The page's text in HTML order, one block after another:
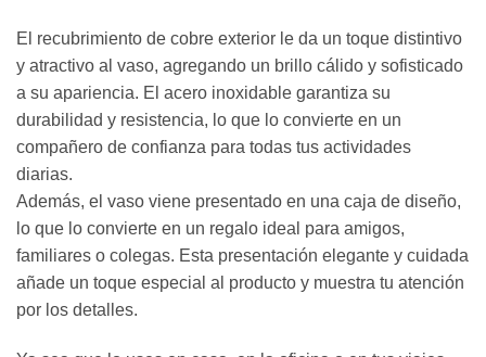
El recubrimiento de cobre exterior le da un toque distintivo
y atractivo al vaso, agregando un brillo cálido y sofisticado
a su apariencia. El acero inoxidable garantiza su
durabilidad y resistencia, lo que lo convierte en un
compañero de confianza para todas tus actividades
diarias.
Además, el vaso viene presentado en una caja de diseño,
lo que lo convierte en un regalo ideal para amigos,
familiares o colegas. Esta presentación elegante y cuidada
añade un toque especial al producto y muestra tu atención
por los detalles.